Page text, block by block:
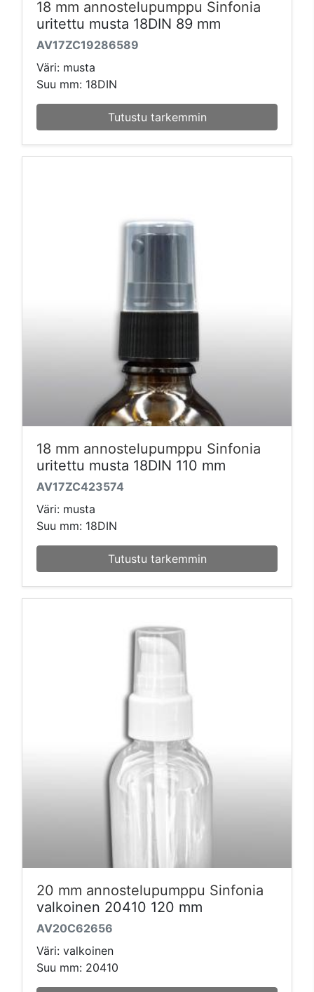
18 mm annostelupumppu Sinfonia
uritettu musta 18DIN 89 mm
AV17ZC19286589
Väri: musta
Suu mm: 18DIN
Tutustu tarkemmin
18 mm annostelupumppu Sinfonia
uritettu musta 18DIN 110 mm
AV17ZC423574
Väri: musta
Suu mm: 18DIN
Tutustu tarkemmin
20 mm annostelupumppu Sinfonia
valkoinen 20410 120 mm
AV20C62656
Väri: valkoinen
Suu mm: 20410